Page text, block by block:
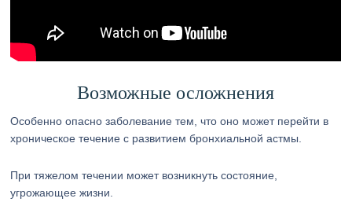
Возможные осложнения
Особенно опасно заболевание тем, что оно может перейти в
хроническое течение с развитием бронхиальной астмы.
При тяжелом течении может возникнуть состояние,
угрожающее жизни.